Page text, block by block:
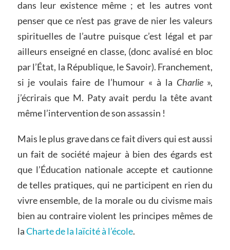
dans leur existence même ; et les autres vont
penser que ce n’est pas grave de nier les valeurs
spirituelles de l’autre puisque c’est légal et par
ailleurs enseigné en classe, (donc avalisé en bloc
par l’État, la République, le Savoir). Franchement,
si je voulais faire de l’humour « à la Charlie»,
j’écrirais que M. Paty avait perdu la tête avant
même l’intervention de son assassin !
Mais le plus grave dans ce fait divers qui est aussi
un fait de société majeur à bien des égards est
que l’Éducation nationale accepte et cautionne
de telles pratiques, qui ne participent en rien du
vivre ensemble, de la morale ou du civisme mais
bien au contraire violent les principes mêmes de
laCharte de la laïcité à l’école.